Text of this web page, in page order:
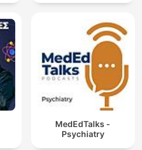
MedEdTalks -
Psychiatry